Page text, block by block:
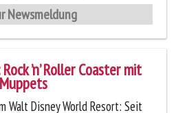
Newsmeldung
’n’ Roller Coaster mit
Walt Disney World Resort: Seit